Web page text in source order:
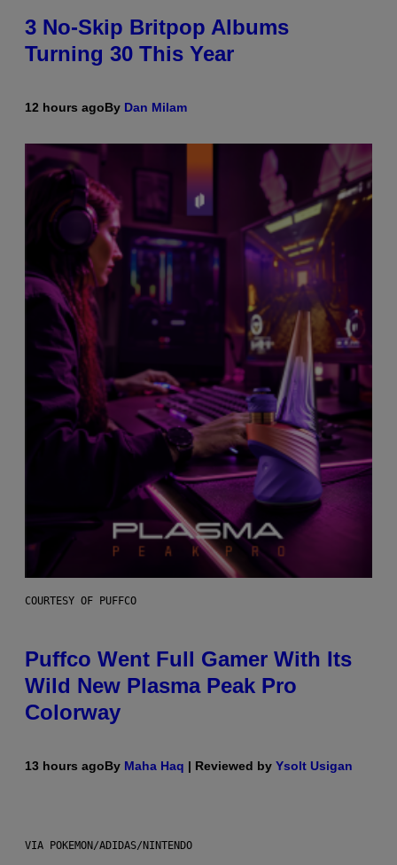
3 No-Skip Britpop Albums
Turning 30 This Year
12 hours agoBy Dan Milam
COURTESY OF PUFFCO
Puffco Went Full Gamer With Its
Wild New Plasma Peak Pro
Colorway
13 hours agoBy Maha Haq | Reviewed by Ysolt Usigan
VIA POKEMON/ADIDAS/NINTENDO